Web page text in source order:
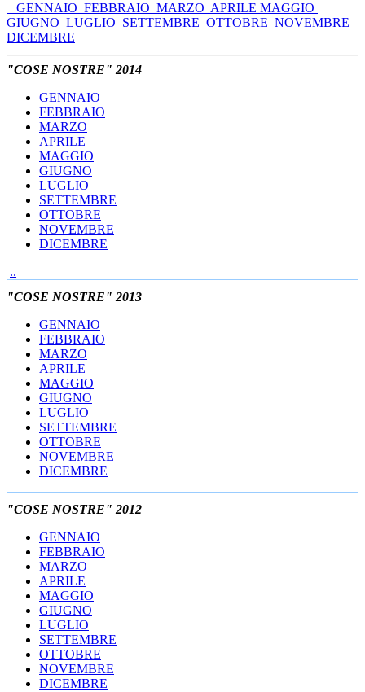
GENNAIO FEBBRAIO MARZO APRILE MAGGIO
GIUGNO LUGLIO SETTEMBRE OTTOBRE NOVEMBRE
DICEMBRE
"COSE NOSTRE" 2014
GENNAIO
FEBBRAIO
MARZO
APRILE
MAGGIO
GIUGNO
LUGLIO
SETTEMBRE
OTTOBRE
NOVEMBRE
DICEMBRE
..
"COSE NOSTRE" 2013
GENNAIO
FEBBRAIO
MARZO
APRILE
MAGGIO
GIUGNO
LUGLIO
SETTEMBRE
OTTOBRE
NOVEMBRE
DICEMBRE
"COSE NOSTRE" 2012
GENNAIO
FEBBRAIO
MARZO
APRILE
MAGGIO
GIUGNO
LUGLIO
SETTEMBRE
OTTOBRE
NOVEMBRE
DICEMBRE